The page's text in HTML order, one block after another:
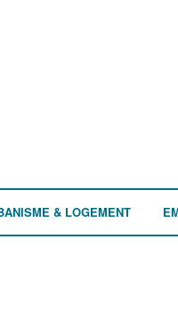
& LOGEMENT